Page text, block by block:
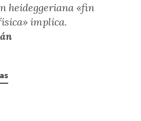
heideggeriana «fin
implica.